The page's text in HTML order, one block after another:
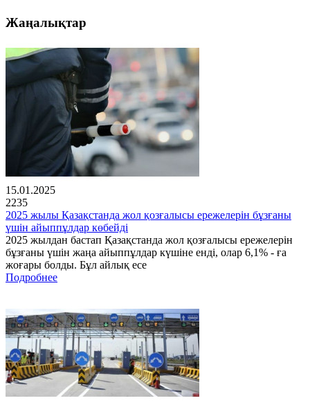
Жаңалықтар
15.01.2025
2235
2025 жылы Қазақстанда жол қозғалысы ережелерін бұзғаны
үшін айыппұлдар көбейді
2025 жылдан бастап Қазақстанда жол қозғалысы ережелерін
бұзғаны үшін жаңа айыппұлдар күшіне енді, олар 6,1% - ға
жоғары болды. Бұл айлық есе
Подробнее